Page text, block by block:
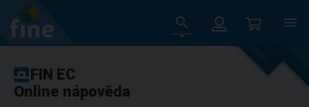
FIN EC
Online nápověda